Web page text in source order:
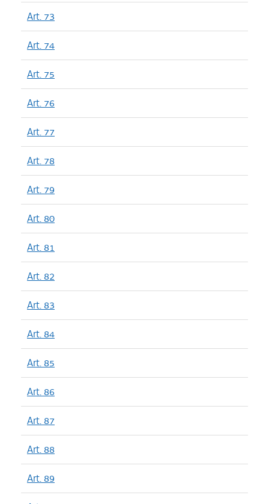
Art. 73
Art. 74
Art. 75
Art. 76
Art. 77
Art. 78
Art. 79
Art. 80
Art. 81
Art. 82
Art. 83
Art. 84
Art. 85
Art. 86
Art. 87
Art. 88
Art. 89